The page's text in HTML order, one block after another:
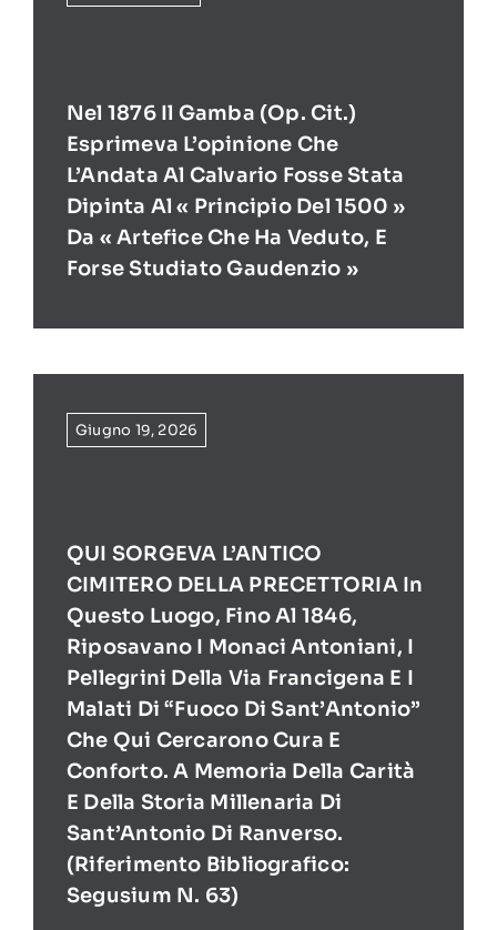
Nel 1876 Il Gamba (op. Cit.)
Esprimeva L’opinione Che
L’Andata Al Calvario Fosse Stata
Dipinta Al « Principio Del 1500 »
Da « Artefice Che Ha Veduto, E
Forse Studiato Gaudenzio »
Giugno 19, 2026
QUI SORGEVA L’ANTICO
CIMITERO DELLA PRECETTORIA In
Questo Luogo, Fino Al 1846,
Riposavano I Monaci Antoniani, I
Pellegrini Della Via Francigena E I
Malati Di “Fuoco Di Sant’Antonio”
Che Qui Cercarono Cura E
Conforto. A Memoria Della Carità
E Della Storia Millenaria Di
Sant’Antonio Di Ranverso.
(Riferimento Bibliografico:
Segusium N. 63)